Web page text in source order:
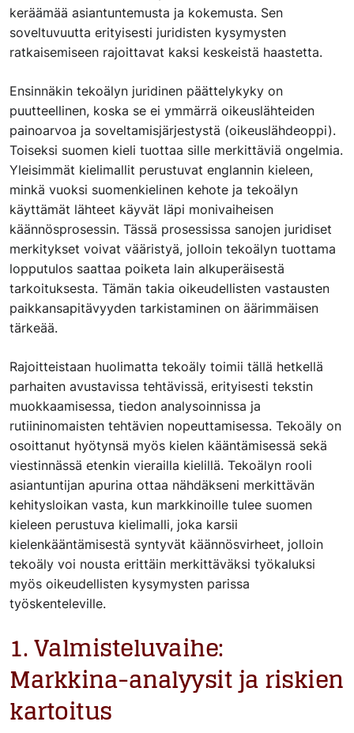
keräämää asiantuntemusta ja kokemusta. Sen
soveltuvuutta erityisesti juridisten kysymysten
ratkaisemiseen rajoittavat kaksi keskeistä haastetta.
Ensinnäkin tekoälyn juridinen päättelykyky on
puutteellinen, koska se ei ymmärrä oikeuslähteiden
painoarvoa ja soveltamisjärjestystä (oikeuslähdeoppi).
Toiseksi suomen kieli tuottaa sille merkittäviä ongelmia.
Yleisimmät kielimallit perustuvat englannin kieleen,
minkä vuoksi suomenkielinen kehote ja tekoälyn
käyttämät lähteet käyvät läpi monivaiheisen
käännösprosessin. Tässä prosessissa sanojen juridiset
merkitykset voivat vääristyä, jolloin tekoälyn tuottama
lopputulos saattaa poiketa lain alkuperäisestä
tarkoituksesta. Tämän takia oikeudellisten vastausten
paikkansapitävyyden tarkistaminen on äärimmäisen
tärkeää.
Rajoitteistaan huolimatta tekoäly toimii tällä hetkellä
parhaiten avustavissa tehtävissä, erityisesti tekstin
muokkaamisessa, tiedon analysoinnissa ja
rutiininomaisten tehtävien nopeuttamisessa. Tekoäly on
osoittanut hyötynsä myös kielen kääntämisessä sekä
viestinnässä etenkin vierailla kielillä. Tekoälyn rooli
asiantuntijan apurina ottaa nähdäkseni merkittävän
kehitysloikan vasta, kun markkinoille tulee suomen
kieleen perustuva kielimalli, joka karsii
kielenkääntämisestä syntyvät käännösvirheet, jolloin
tekoäly voi nousta erittäin merkittäväksi työkaluksi
myös oikeudellisten kysymysten parissa
työskenteleville.
1. Valmisteluvaihe:
Markkina-analyysit ja riskien
kartoitus